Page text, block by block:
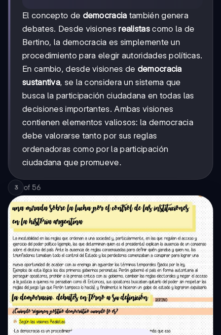
El concepto de democracia también genera
debates. Desde visionesrealistascomo la de
Bertino, la democracia es simplemente un
procedimiento para elegir autoridades políticas.
En cambio, desde visiones de democracia
sustantiva, se la considera un sistema que
busca la participación ciudadana en todas las
decisiones importantes. Ambas visiones
contienen elementos valiosos: la democracia
debe valorarse tanto por sus reglas
ordenadoras como por la participación
ciudadana que promueve.
3 of 56